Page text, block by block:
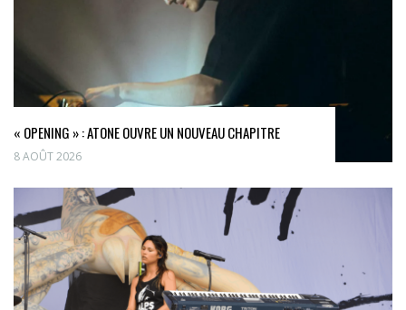
« OPENING » : ATONE OUVRE UN NOUVEAU CHAPITRE
8 AOÛT 2026